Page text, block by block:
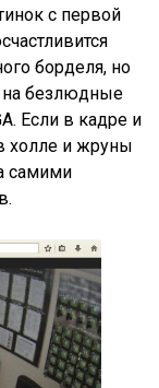
с первой
борделя, но
на безлюдные
Если в кадре и
холле и жруны
самими